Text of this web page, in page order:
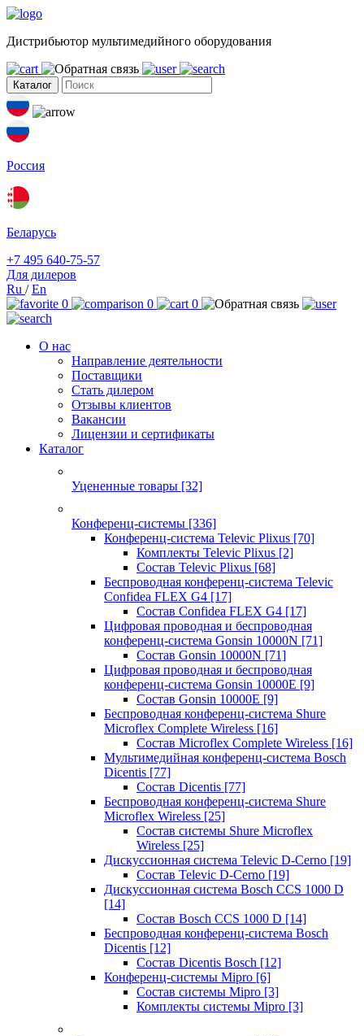
Дистрибьютор мультимедийного оборудования
Каталог
Россия
Беларусь
+7 495 640-75-57
Для дилеров
Ru /En
0
0 0
О нас
Направление деятельности
Поставщики
Стать дилером
Отзывы клиентов
Вакансии
Лицензии и сертификаты
Каталог
Уцененные товары [32]
Конференц-системы [336]
Конференц-система Televic Plixus [70]
Комплекты Televic Plixus [2]
Состав Televic Plixus [68]
Беспроводная конференц-система Televic
Confidea FLEX G4 [17]
Состав Confidea FLEX G4 [17]
Цифровая проводная и беспроводная
конференц-система Gonsin 10000N [71]
Состав Gonsin 10000N [71]
Цифровая проводная и беспроводная
конференц-система Gonsin 10000E [9]
Состав Gonsin 10000E [9]
Беспроводная конференц-система Shure
Microflex Complete Wireless [16]
Состав Microflex Complete Wireless [16]
Мультимедийная конференц-система Bosch
Dicentis [77]
Состав Dicentis [77]
Беспроводная конференц-система Shure
Microflex Wireless [25]
Состав системы Shure Microflex
Wireless [25]
Дискуссионная система Televic D-Cerno [19]
Состав Televic D-Cerno [19]
Дискуссионная система Bosch CCS 1000 D
[14]
Состав Bosch CCS 1000 D [14]
Беспроводная конференц-система Bosch
Dicentis [12]
Состав Dicentis Bosch [12]
Конференц-системы Mipro [6]
Состав системы Mipro [3]
Комплекты системы Mipro [3]